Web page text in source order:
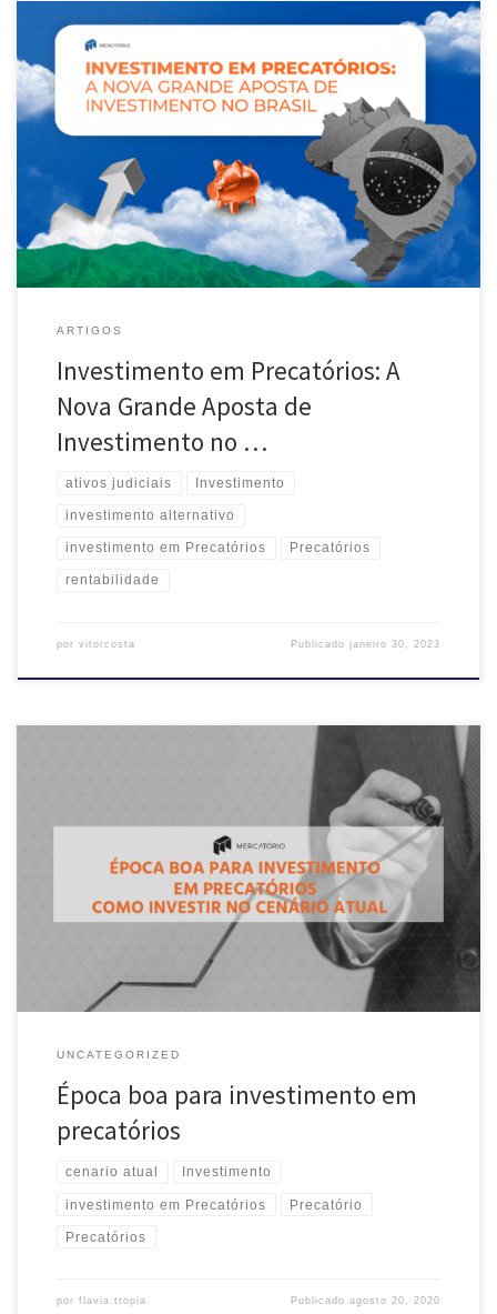
Investimento em precatórios é uma possibilidade de alocar capital
que tem ganhado muita popularidade nos últimos tempos no Brasil.
No entanto, muitas pessoas não sabem do que se trata esse
investimento, nem como ele pode trazer uma rentabilidade atraente
de maneira segura — mesmo em períodos de alta da inflação. […]
ARTIGOS
Investimento em Precatórios: A
Nova Grande Aposta de
Investimento no …
ativos judiciais Investimento
investimento alternativo
investimento em Precatórios Precatórios
rentabilidade
por vitorcosta Publicadojaneiro 30, 2023
Neste texto será brevemente explicado por qual motivo são poucos
os investidores institucionais no mercado de precatório e, por fim,
apresentar os precatórios como uma nova forma de investimento
para pessoas físicas.
UNCATEGORIZED
Época boa para investimento em
precatórios
cenario atual Investimento
investimento em Precatórios Precatório
Precatórios
por flavia.tropia Publicadoagosto 20, 2020